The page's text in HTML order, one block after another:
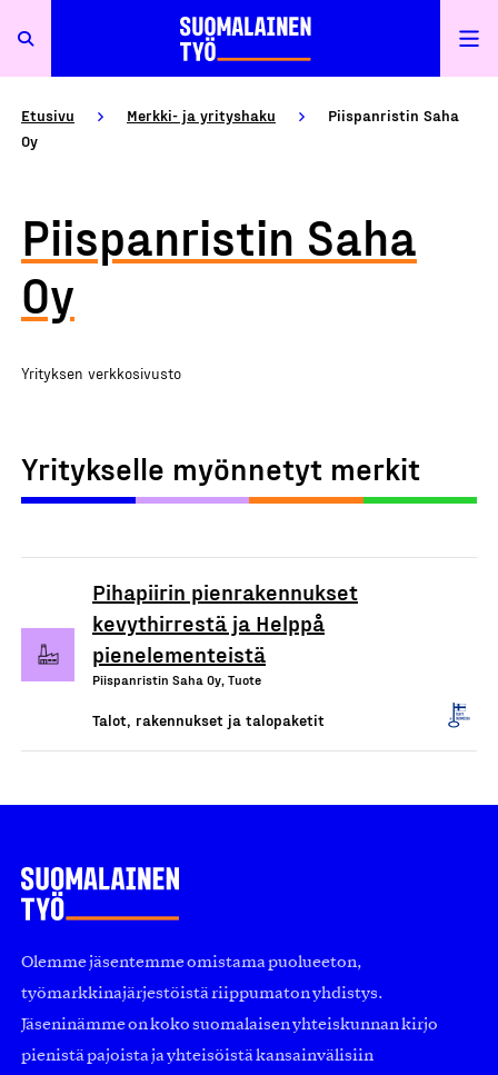
Etusivu Merkki- ja yrityshaku
Piispanristin Saha
Oy
Piispanristin Saha
Oy
Yrityksen verkkosivusto
Yritykselle myönnetyt merkit
Pihapiirin pienrakennukset
kevythirrestä ja Helppå
pienelementeistä
Piispanristin Saha Oy, Tuote
Talot, rakennukset ja talopaketit
Olemme jäsentemme omistama puolueeton,
työmarkkinajärjestöistä riippumaton yhdistys.
Jäseninämme on koko suomalaisen yhteiskunnan kirjo
pienistä pajoista ja yhteisöistä kansainvälisiin